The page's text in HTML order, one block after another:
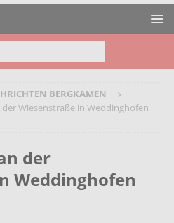
BERGKAMEN
der Wiesenstraße in Weddinghofen
der
Weddinghofen